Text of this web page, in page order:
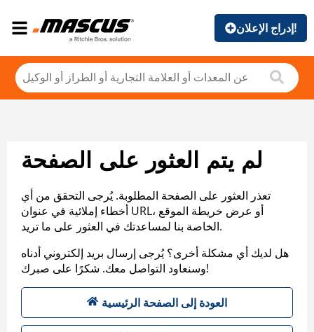
إدراج الإعلان!
لم يتم العثور على الصفحة
تعذر العثور على الصفحة المطلوبة. يُرجى التحقق من أي
أخطاء إملائية في عنوان URL، أو عرض خريطة الموقع
الخاصة بنا لمساعدتك في العثور على ما تريد.
هل لديك أي مشكلة أخرى؟ يُرجى إرسال بريد إلكتروني أدناه
وسنعاود التواصل معك. شكرًا على صبرك!
العودة إلى الصفحة الرئيسية